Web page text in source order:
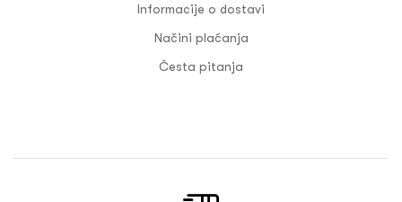
Informacije o dostavi
Načini plaćanja
Česta pitanja